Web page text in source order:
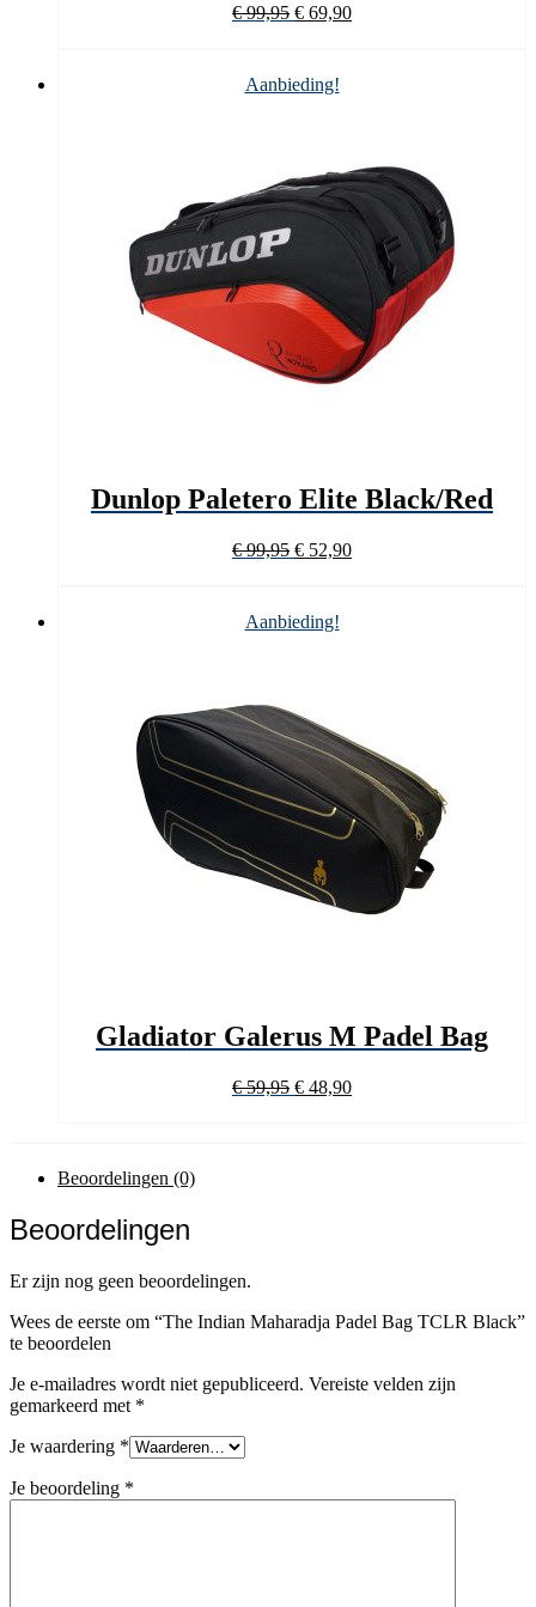
€99,95 Oorspronkelijke
€ 99,95.
€ 69,90Huidige
Aanbieding!
Dunlop Paletero Elite Black/Red
€99,95 Oorspronkelijke
€ 99,95.
€ 52,90Huidige
Aanbieding!
Gladiator Galerus M Padel Bag
€59,95 Oorspronkelijke
€ 48,90Huidige
Beoordelingen (0)
Beoordelingen
Er zijn nog geen beoordelingen.
Wees de eerste om “The Indian Maharadja Padel Bag TCLR Black”
te beoordelen
Je e-mailadres wordt niet gepubliceerd. Vereiste velden zijn
gemarkeerd met *
Je waardering *
Je beoordeling *